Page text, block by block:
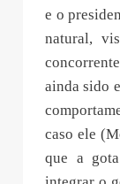
e o
natural,
ainda sido
caso ele
que a